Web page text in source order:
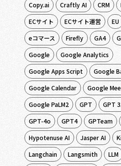
Copy.ai
Craftly AI CRM
ECサイト
ECサイト運営 EU
eコマース
Firefly GA4
Google
Google Analytics
Google Apps Script
Google
Google Calendar
Google
Google PaLM2
GPT GPT
GPT-4o
GPT4 GPTeam
Hypotenuse AI
Jasper AI
Langchain
Langsmith LLM